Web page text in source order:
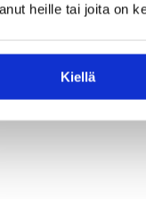
heille tai joita on
Kiellä